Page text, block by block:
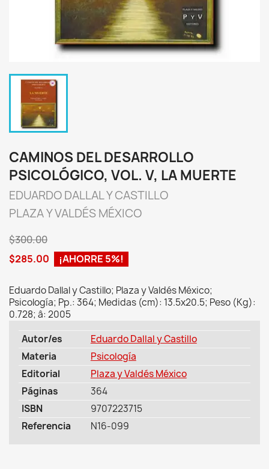
CAMINOS DEL DESARROLLO
PSICOLÓGICO, VOL. V, LA MUERTE
EDUARDO DALLAL Y CASTILLO
PLAZA Y VALDÉS MÉXICO
$300.00
$285.00
¡AHORRE 5%!
Eduardo Dallal y Castillo; Plaza y Valdés México;
Psicología; Pp.: 364; Medidas (cm): 13.5x20.5; Peso (Kg):
0.728; â: 2005
Autor/es
Eduardo Dallal y Castillo
Materia
Psicología
Editorial
Plaza y Valdés México
Páginas
364
ISBN
9707223715
Referencia
N16-099